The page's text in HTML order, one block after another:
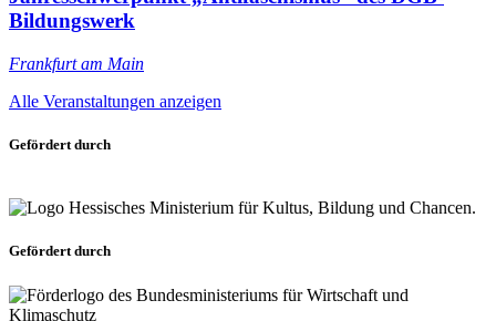
Bildungswerk
Frankfurt am Main
Alle Veranstaltungen anzeigen
Gefördert durch
Gefördert durch